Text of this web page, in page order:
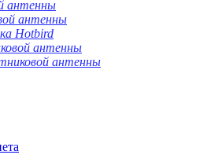
антенны
антенны
Hotbird
антенны
антенны